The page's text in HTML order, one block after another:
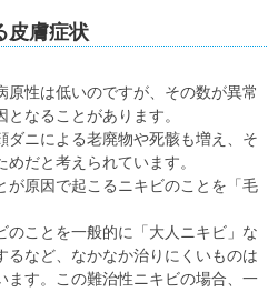
皮膚症状
原性は低いのですが、その数が異常
なることがあります。
ダニによる老廃物や死骸も増え、そ
だと考えられています。
が原因で起こるニキビのことを「毛
のことを一般的に「大人ニキビ」な
るなど、なかなか治りにくいものは
ます。この難治性ニキビの場合、一